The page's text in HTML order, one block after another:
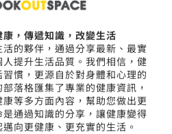
，傳遞知識，改變生活
的夥伴，通過分享最新、最實
提升生活品質。我們相信，健
慣，更源自於對身體和心理的
落格匯集了專業的健康資訊，
等多方面內容，幫助您做出更
通過知識的分享，讓健康變得
向更健康、更充實的生活。